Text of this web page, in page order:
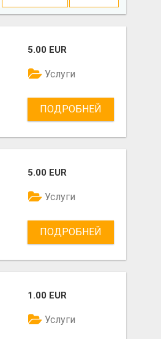
5.00 EUR
Услуги
ПОДРОБНЕЙ
5.00 EUR
Услуги
ПОДРОБНЕЙ
1.00 EUR
Услуги